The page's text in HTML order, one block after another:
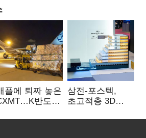
플에 퇴짜 놓은
반도체
삼전-포스텍,
초고적층 3D
성능·전력효율